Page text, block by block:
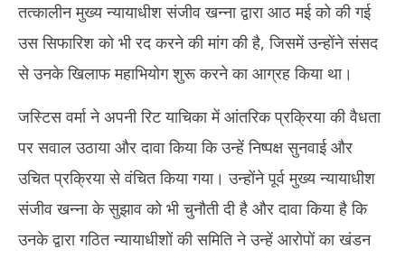
तत्कालीन मुख्य न्यायाधीश संजीव खन्ना द्वारा आठ मई को की गई
उस सिफारिश को भी रद करने की मांग की है, जिसमें उन्होंने संसद
से उनके खिलाफ महाभियोग शुरू करने का आग्रह किया था।
जस्टिस वर्मा ने अपनी रिट याचिका में आंतरिक प्रक्रिया की वैधता
पर सवाल उठाया और दावा किया कि उन्हें निष्पक्ष सुनवाई और
उचित प्रक्रिया से वंचित किया गया। उन्होंने पूर्व मुख्य न्यायाधीश
संजीव खन्ना के सुझाव को भी चुनौती दी है और दावा किया है कि
उनके द्वारा गठित न्यायाधीशों की समिति ने उन्हें आरोपों का खंडन